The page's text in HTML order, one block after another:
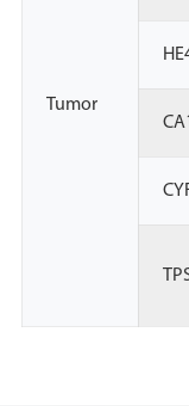
Tumor